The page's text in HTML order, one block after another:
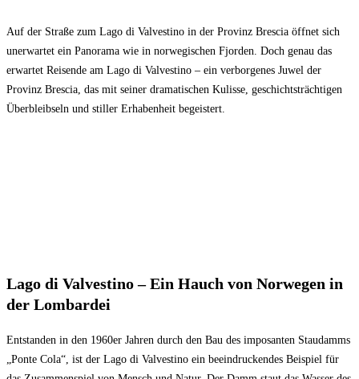
Auf der Straße zum Lago di Valvestino in der Provinz Brescia öffnet sich
unerwartet ein Panorama wie in norwegischen Fjorden. Doch genau das
erwartet Reisende am Lago di Valvestino – ein verborgenes Juwel der
Provinz Brescia, das mit seiner dramatischen Kulisse, geschichtsträchtigen
Überbleibseln und stiller Erhabenheit begeistert.
Lago di Valvestino – Ein Hauch von Norwegen in
der Lombardei
Entstanden in den 1960er Jahren durch den Bau des imposanten Staudamms
„Ponte Cola“, ist der Lago di Valvestino ein beeindruckendes Beispiel für